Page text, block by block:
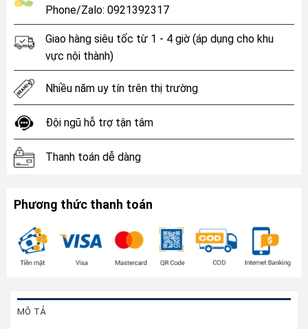
Phone/Zalo: 0921392317
Giao hàng siêu tốc từ 1 - 4 giờ (áp dụng cho khu
vực nội thành)
Nhiều năm uy tín trên thị trường
Đội ngũ hỗ trợ tận tâm
Thanh toán dễ dàng
Phương thức thanh toán
MÔ TẢ